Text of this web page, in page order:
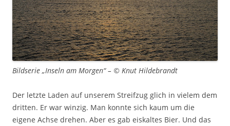
Bildserie „Inseln am Morgen“ – © Knut Hildebrandt
Der letzte Laden auf unserem Streifzug glich in vielem dem
dritten. Er war winzig. Man konnte sich kaum um die
eigene Achse drehen. Aber es gab eiskaltes Bier. Und das